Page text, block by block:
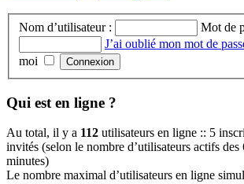
Nom d’utilisateur :
Mot de
J’ai oublié mon mot de
moi
Qui est en ligne ?
Au total, il y a 112 utilisateurs en ligne :: 5
invités (selon le nombre d’utilisateurs actifs des
minutes)
Le nombre maximal d’utilisateurs en ligne